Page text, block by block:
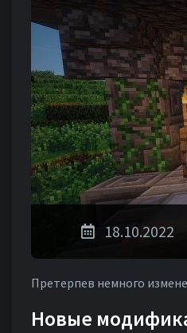
18.10.2022
Претерпев немного
Новые